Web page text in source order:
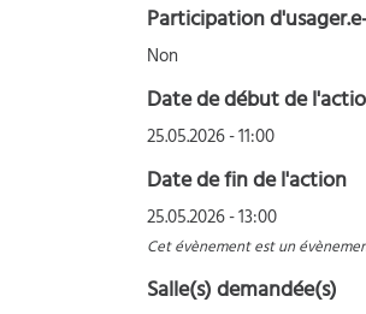
Participation
Non
Date de début de
25.05.2026 - 11:00
Date de fin de l'action
25.05.2026 - 13:00
Cet évènement est un
Salle(s) demandée(s)